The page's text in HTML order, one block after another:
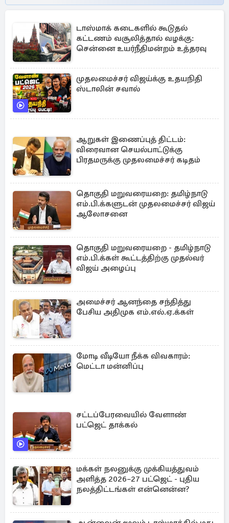
டாஸ்மாக் கடைகளில் கூடுதல்
கட்டணம் வசூலித்தால் வழக்கு:
சென்னை உயர்நீதிமன்றம் உத்தரவு
முதலமைச்சர் விஜய்க்கு உதயநிதி
ஸ்டாலின் சவால்
ஆறுகள் இணைப்புத் திட்டம்:
விரைவான செயல்பாட்டுக்கு
பிரதமருக்கு முதலமைச்சர் கடிதம்
தொகுதி மறுவரையறை: தமிழ்நாடு
எம்.பி.க்களுடன் முதலமைச்சர் விஜய்
ஆலோசனை
தொகுதி மறுவரையறை - தமிழ்நாடு
எம்.பி.க்கள் கூட்டத்திற்கு முதல்வர்
விஜய் அழைப்பு
அமைச்சர் ஆனந்தை சந்தித்து
பேசிய அதிமுக எம்.எல்.ஏ.க்கள்
மோடி வீடியோ நீக்க விவகாரம்:
மெட்டா மன்னிப்பு
சட்டப்பேரவையில் வேளாண்
பட்ஜெட் தாக்கல்
மக்கள் நலனுக்கு முக்கியத்துவம்
அளித்த 2026–27 பட்ஜெட் - புதிய
நலத்திட்டங்கள் என்னென்ன?